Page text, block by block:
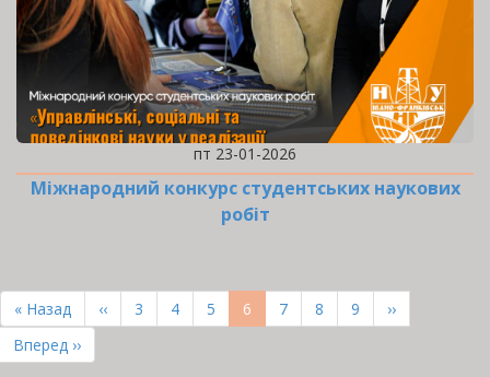
пт 23-01-2026
Міжнародний конкурс студентських наукових
робіт
НА
СТОРІНКИ
Перша
сторінка
« Назад
Попередня
сторінка
‹‹ Page
3 Page
4 Page
5
Поточна
сторінка
6 Page
7 Page
8 Page
9
Наступна
сторінка
››
Остання
сторінка
Вперед ››